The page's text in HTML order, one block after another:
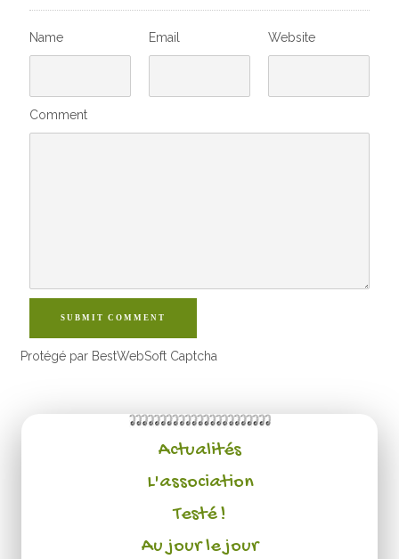
Name Email Website
Comment
SUBMIT COMMENT
Protégé par BestWebSoft Captcha
Actualités
L'association
Testé !
Au jour le jour